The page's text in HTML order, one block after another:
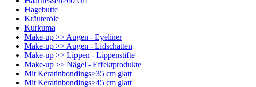
Hagebutte
Kräuteröle
Kurkuma
Make-up >> Augen - Eyeliner
Make-up >> Augen - Lidschatten
Make-up >> Lippen - Lippenstifte
Make-up >> Nägel - Effektprodukte
Mit Keratinbondings>35 cm glatt
Mit Keratinbondings>45 cm glatt